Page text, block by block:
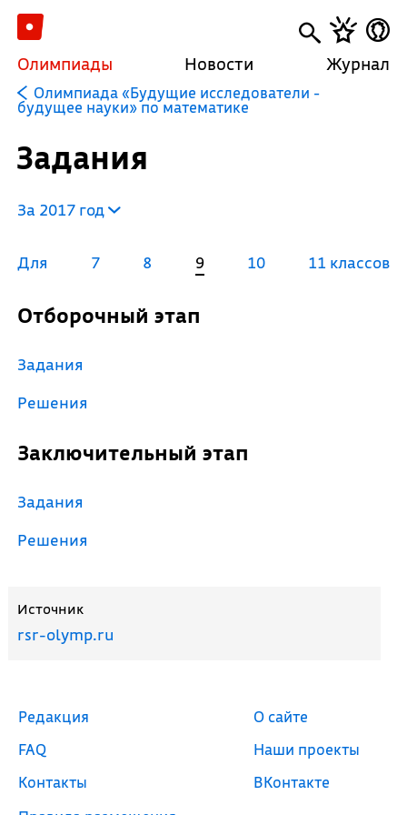
Олимпиады Новости Журнал
Олимпиада «Будущие исследователи -
будущее науки» по математике
Задания
За 2017 год
Для 7 8 9 10 11 классов
Отборочный этап
Задания
Решения
Заключительный этап
Задания
Решения
Источник
rsr-olymp.ru
Редакция
FAQ
Контакты
О сайте
Наши проекты
ВКонтакте